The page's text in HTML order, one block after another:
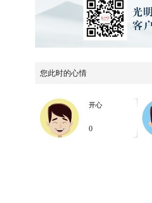
您此时的心情
开心
0